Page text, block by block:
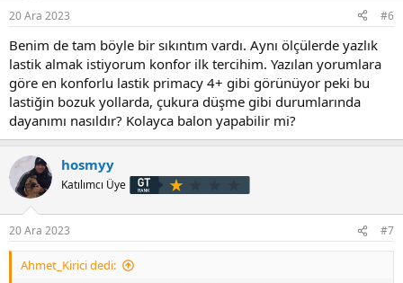
:
20 Ara 2023 #6
Benim de tam böyle bir sıkıntım vardı. Aynı ölçülerde yazlık
lastik almak istiyorum konfor ilk tercihim. Yazılan yorumlara
göre en konforlu lastik primacy 4+ gibi görünüyor peki bu
lastiğin bozuk yollarda, çukura düşme gibi durumlarında
dayanımı nasıldır? Kolayca balon yapabilir mi?
hosmyy
Katılımcı Üye
20 Ara 2023 #7
Ahmet_Kirici dedi: